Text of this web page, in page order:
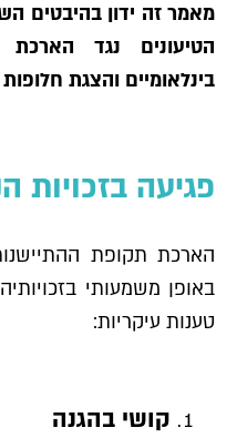
מאמר זה ידון בהיבטים
הטיעונים נגד הארכת
בינלאומיים והצגת
פגיעה בזכויות
הארכת תקופת
באופן משמעותי
טענות עיקריות:
קושי בהגנה